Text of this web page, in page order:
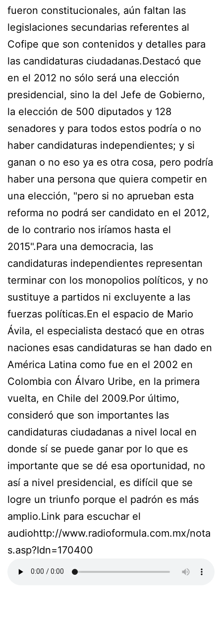
fueron constitucionales, aún faltan las
legislaciones secundarias referentes al
Cofipe que son contenidos y detalles para
las candidaturas ciudadanas.Destacó que
en el 2012 no sólo será una elección
presidencial, sino la del Jefe de Gobierno,
la elección de 500 diputados y 128
senadores y para todos estos podría o no
haber candidaturas independientes; y si
ganan o no eso ya es otra cosa, pero podría
haber una persona que quiera competir en
una elección, "pero si no aprueban esta
reforma no podrá ser candidato en el 2012,
de lo contrario nos iríamos hasta el
2015".Para una democracia, las
candidaturas independientes representan
terminar con los monopolios políticos, y no
sustituye a partidos ni excluyente a las
fuerzas políticas.En el espacio de Mario
Ávila, el especialista destacó que en otras
naciones esas candidaturas se han dado en
América Latina como fue en el 2002 en
Colombia con Álvaro Uribe, en la primera
vuelta, en Chile del 2009.Por último,
consideró que son importantes las
candidaturas ciudadanas a nivel local en
donde sí se puede ganar por lo que es
importante que se dé esa oportunidad, no
así a nivel presidencial, es difícil que se
logre un triunfo porque el padrón es más
amplio.Link para escuchar el
audiohttp://www.radioformula.com.mx/nota
s.asp?Idn=170400